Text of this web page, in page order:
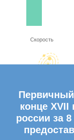
Скорость
Первичный
конце XVII
россии за